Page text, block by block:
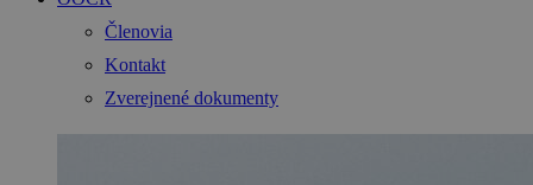
Členovia
Kontakt
Zverejnené dokumenty